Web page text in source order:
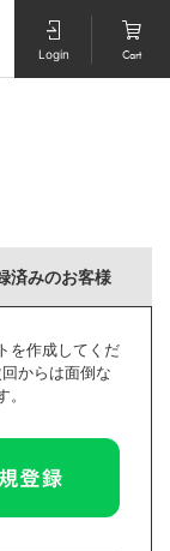
Login Cart
済みのお客様
を作成してくだ
からは面倒な